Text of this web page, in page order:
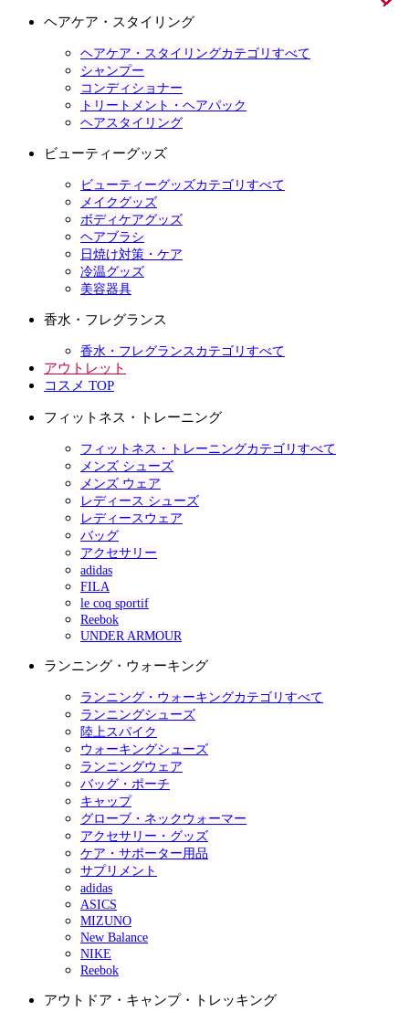
ヘアケア・スタイリング
ヘアケア・スタイリングカテゴリすべて
シャンプー
コンディショナー
トリートメント・ヘアパック
ヘアスタイリング
ビューティーグッズ
ビューティーグッズカテゴリすべて
メイクグッズ
ボディケアグッズ
ヘアブラシ
日焼け対策・ケア
冷温グッズ
美容器具
香水・フレグランス
香水・フレグランスカテゴリすべて
アウトレット
コスメ TOP
フィットネス・トレーニング
フィットネス・トレーニングカテゴリすべて
メンズ シューズ
メンズ ウェア
レディース シューズ
レディースウェア
バッグ
アクセサリー
adidas
FILA
le coq sportif
Reebok
UNDER ARMOUR
ランニング・ウォーキング
ランニング・ウォーキングカテゴリすべて
ランニングシューズ
陸上スパイク
ウォーキングシューズ
ランニングウェア
バッグ・ポーチ
キャップ
グローブ・ネックウォーマー
アクセサリー・グッズ
ケア・サポーター用品
サプリメント
adidas
ASICS
MIZUNO
New Balance
NIKE
Reebok
アウトドア・キャンプ・トレッキング